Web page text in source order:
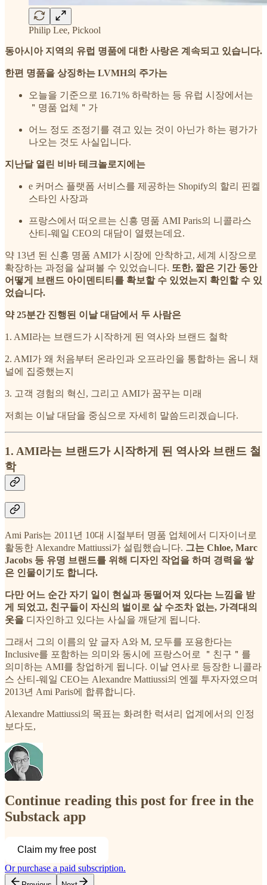
Philip Lee, Pickool
동아시아 지역의 유럽 명품에 대한 사랑은 계속되고 있습니다.
한편 명품을 상징하는 LVMH의 주가는
오늘을 기준으로 16.71% 하락하는 등 유럽 시장에서는
＂명품 업체＂가
어느 정도 조정기를 겪고 있는 것이 아닌가 하는 평가가
나오는 것도 사실입니다.
지난달 열린 비바 테크놀로지에는
e 커머스 플랫폼 서비스를 제공하는 Shopify의 할리 핀켈
스타인 사장과
프랑스에서 떠오르는 신흥 명품 AMI Paris의 니콜라스
산티-웨일 CEO의 대담이 열렸는데요.
약 13년 된 신흥 명품 AMI가 시장에 안착하고, 세계 시장으로
확장하는 과정을 살펴볼 수 있었습니다. 또한, 짧은 기간 동안
어떻게 브랜드 아이덴티티를 확보할 수 있었는지 확인할 수 있
었습니다.
약 25분간 진행된 이날 대담에서 두 사람은
1. AMI라는 브랜드가 시작하게 된 역사와 브랜드 철학
2. AMI가 왜 처음부터 온라인과 오프라인을 통합하는 옴니 채
널에 집중했는지
3. 고객 경험의 혁신, 그리고 AMI가 꿈꾸는 미래
저희는 이날 대담을 중심으로 자세히 말씀드리겠습니다.
1. AMI라는 브랜드가 시작하게 된 역사와 브랜드 철
학
Ami Paris는 2011년 10대 시절부터 명품 업체에서 디자이너로
활동한 Alexandre Mattiussi가 설립했습니다. 그는 Chloe, Marc
Jacobs 등 유명 브랜드를 위해 디자인 작업을 하며 경력을 쌓
은 인물이기도 합니다.
다만 어느 순간 자기 일이 현실과 동떨어져 있다는 느낌을 받
게 되었고, 친구들이 자신의 벌이로 살 수조차 없는, 가격대의
옷을 디자인하고 있다는 사실을 깨닫게 됩니다.
그래서 그의 이름의 앞 글자 A와 M, 모두를 포용한다는
Inclusive를 포함하는 의미와 동시에 프랑스어로 ＂친구＂를
의미하는 AMI를 창업하게 됩니다. 이날 연사로 등장한 니콜라
스 산티-웨일 CEO는 Alexandre Mattiussi의 엔젤 투자자였으며
2013년 Ami Paris에 합류합니다.
Alexandre Mattiussi의 목표는 화려한 럭셔리 업계에서의 인정
보다도,
Continue reading this post for free in the
Substack app
Claim my free post
Or purchase a paid subscription.